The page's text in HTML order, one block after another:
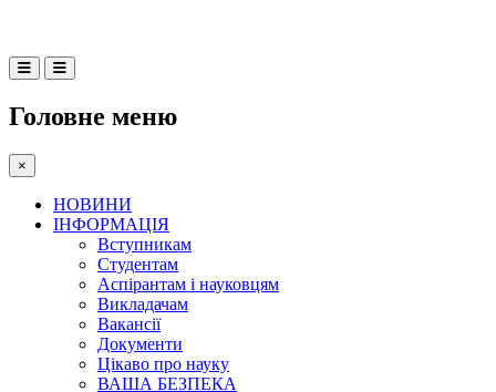
Головне меню
×
НОВИНИ
ІНФОРМАЦІЯ
Вступникам
Студентам
Аспірантам і науковцям
Викладачам
Вакансії
Документи
Цікаво про науку
ВАША БЕЗПЕКА